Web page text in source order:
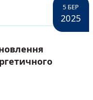
5 БЕР
2025